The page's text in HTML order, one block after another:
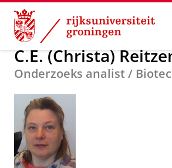
Skip
Content
Skip
Navigation
Over ons C.E. (Christa)
C.E. (Christa)
Onderzoeks analist /